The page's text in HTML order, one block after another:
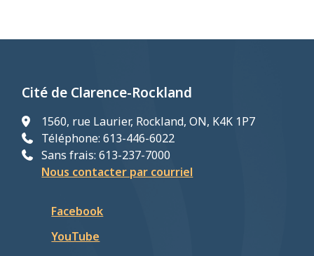
Cité de Clarence-Rockland
1560, rue Laurier, Rockland, ON, K4K 1P7
Téléphone: 613-446-6022
Sans frais: 613-237-7000
Nous contacter par courriel
Facebook
YouTube